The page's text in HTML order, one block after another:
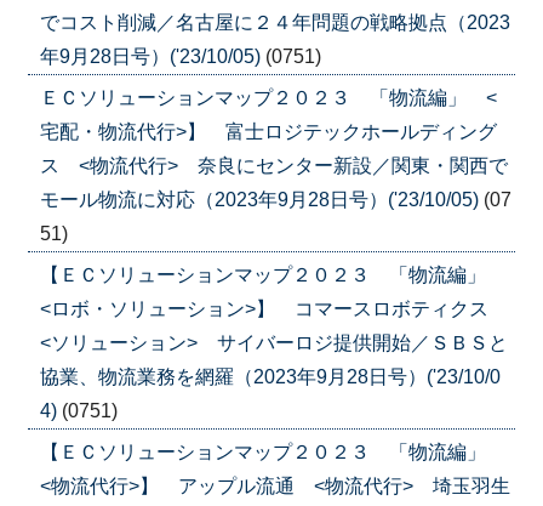
でコスト削減／名古屋に２４年問題の戦略拠点（2023
年9月28日号）('23/10/05) (0751)
ＥＣソリューションマップ２０２３ 「物流編」 <
宅配・物流代行>】 富士ロジテックホールディング
ス <物流代行> 奈良にセンター新設／関東・関西で
モール物流に対応（2023年9月28日号）('23/10/05) (07
51)
【ＥＣソリューションマップ２０２３ 「物流編」
<ロボ・ソリューション>】 コマースロボティクス
<ソリューション> サイバーロジ提供開始／ＳＢＳと
協業、物流業務を網羅（2023年9月28日号）('23/10/0
4) (0751)
【ＥＣソリューションマップ２０２３ 「物流編」
<物流代行>】 アップル流通 <物流代行> 埼玉羽生